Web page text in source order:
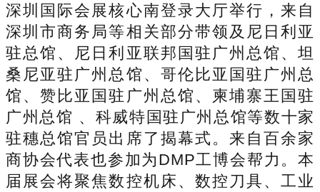
深圳国际会展核心南登录大厅举行，来自
深圳市商务局等相关部分带领及尼日利亚
驻总馆、尼日利亚联邦国驻广州总馆、坦
桑尼亚驻广州总馆、哥伦比亚国驻广州总
馆、赞比亚国驻广州总馆、柬埔寨王国驻
广州总馆 、科威特国驻广州总馆等数十家
驻穗总馆官员出席了揭幕式。来自百余家
商协会代表也参加为DMP工博会帮力。本
届展会将聚焦数控机床、数控刀具、工业